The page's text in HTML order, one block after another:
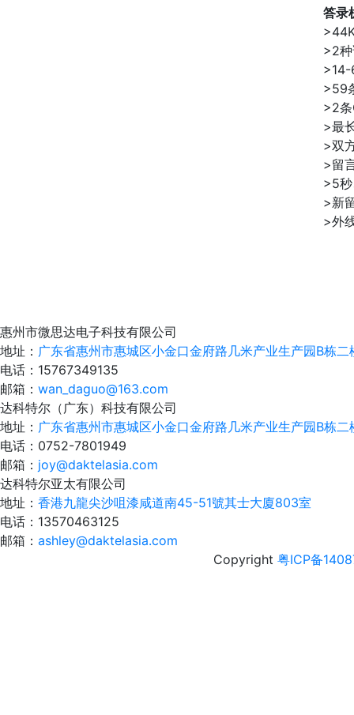
答录
>2
>14-
>59
>2
>最
>双
>留
>5
>新
>外
惠州市微思达电子科技有限公司
地址： 广东省惠州市惠城区小金口金府路几米产业生产园B栋二
电话： 15767349135
邮箱： wan_daguo@163.com
达科特尔（广东）科技有限公司
地址： 广东省惠州市惠城区小金口金府路几米产业生产园B栋二
电话： 0752-7801949
邮箱： joy@daktelasia.com
达科特尔亚太有限公司
地址： 香港九龍尖沙咀漆咸道南45-51號其士大廈803室
电话： 13570463125
邮箱： ashley@daktelasia.com
Copyright 粤ICP备